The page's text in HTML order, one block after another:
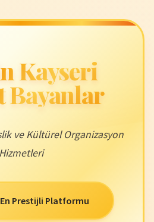
Kayseri
Bayanlar
ve Kültürel Organizasyon
Hizmetleri
Prestijli Platformu